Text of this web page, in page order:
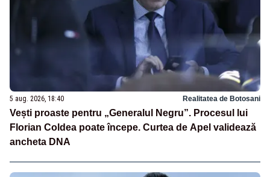
5 aug. 2026, 18:40 Realitatea de Botosani
Vești proaste pentru „Generalul Negru”. Procesul lui
Florian Coldea poate începe. Curtea de Apel validează
ancheta DNA